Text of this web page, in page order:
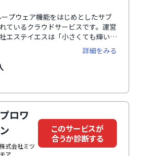
プウェア機能をはじめとしたサブ
ているクラウドサービスです。運営
エステイエスは「小さくても輝いて
を増やしたい！」と考え、中小・小
機能をすべて搭載しています。導入
くの企業で利用されています。グ
をこれひとつに集約。それぞれに入
システムへリアルタイムに反映され
スク共有管理、イベント管理・アド
機能を搭載しているのも特徴のひとつ
アの情報は従業員で共有されるた
につながります。データはすべて信
詳細をみる
プロワ
ン
株式会社ミツ
このサービスが
合うか診断する